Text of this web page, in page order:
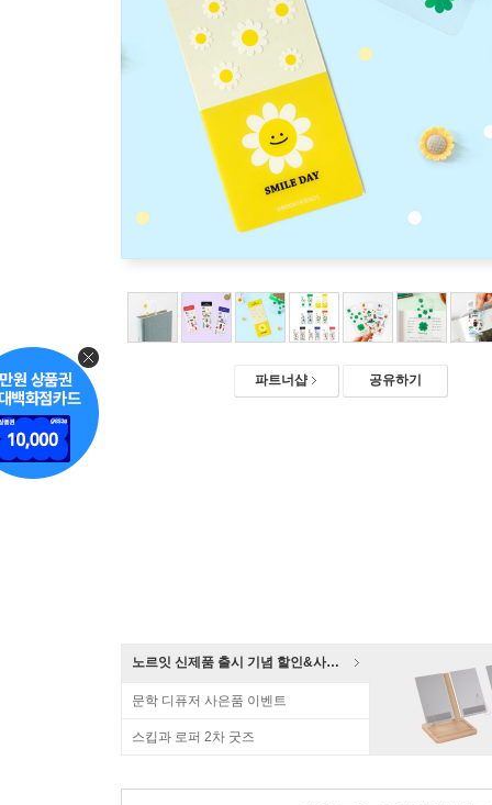
파트너샵 공유하기
노르잇 신제품 출시 기념 할인&사은품 증정!
문학 디퓨저 사은품 이벤트
스킵과 로퍼 2차 굿즈